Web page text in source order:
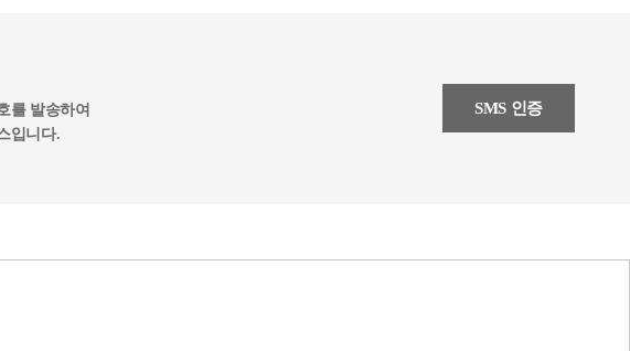
를 발송하여
입니다.
SMS 인증